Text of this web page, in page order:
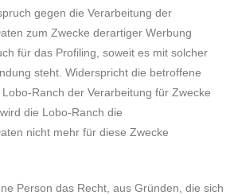
gegen die Verarbeitung der
zum Zwecke derartiger Werbung
für das Profiling, soweit es mit solcher
steht. Widerspricht die betroffene
Ranch der Verarbeitung für Zwecke
die Lobo-Ranch die
nicht mehr für diese Zwecke
Person das Recht, aus Gründen, die sich